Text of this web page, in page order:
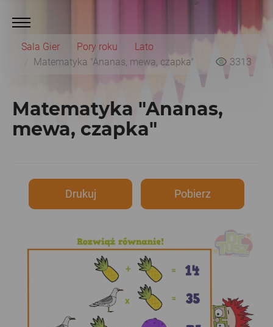
Sala Gier Pory roku
Lato
Matematyka "Ananas, mewa, czapka"
3313
Matematyka "Ananas,
mewa, czapka"
Drukuj Pobierz